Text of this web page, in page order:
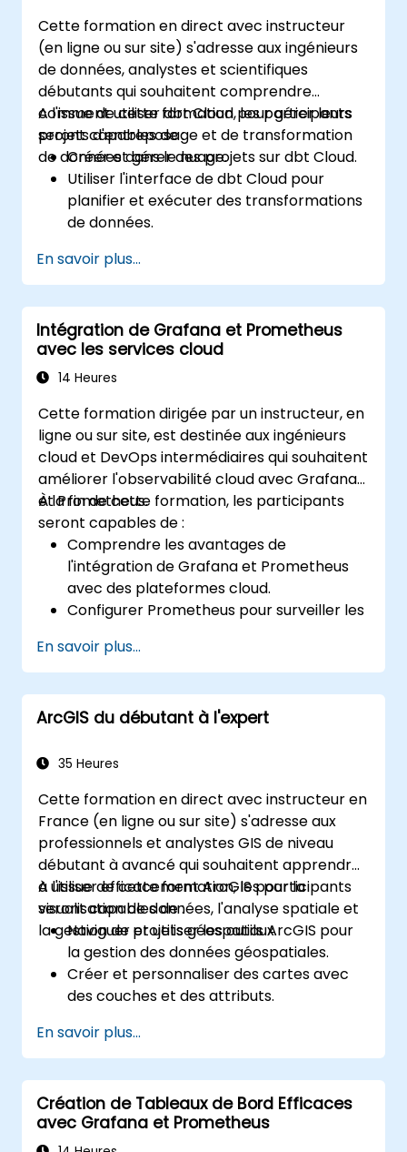
Cette formation en direct avec instructeur
(en ligne ou sur site) s'adresse aux ingénieurs
de données, analystes et scientifiques
débutants qui souhaitent comprendre
comment utiliser dbt Cloud pour gérer leurs
projets d'entreposage et de transformation
de données dans le nuage.
A l'issue de cette formation, les participants
seront capables de :
Créer et gérer des projets sur dbt Cloud.
Utiliser l'interface de dbt Cloud pour
planifier et exécuter des transformations
de données.
membres de l'équipe.
Déployer leurs projets dbt en production.
Déboguer et dépanner les projets dbt.
En savoir plus...
Intégration de Grafana et Prometheus
avec les services cloud
14 Heures
Cette formation dirigée par un instructeur, en
ligne ou sur site, est destinée aux ingénieurs
cloud et DevOps intermédiaires qui souhaitent
améliorer l'observabilité cloud avec Grafana
et Prometheus.
À la fin de cette formation, les participants
seront capables de :
Comprendre les avantages de
l'intégration de Grafana et Prometheus
avec des plateformes cloud.
Configurer Prometheus pour surveiller les
Configurer Grafana pour visualiser les
métriques des services cloud.
Tirer parti des outils et intégrations natifs
du cloud pour la scalabilité de la
En savoir plus...
ArcGIS du débutant à l'expert
35 Heures
Cette formation en direct avec instructeur en
France (en ligne ou sur site) s'adresse aux
professionnels et analystes GIS de niveau
débutant à avancé qui souhaitent apprendre
à utiliser efficacement ArcGIS pour la
visualisation de données, l'analyse spatiale et
la gestion de projets géospatiaux.
A l'issue de cette formation, les participants
seront capables de :
Naviguer et utiliser les outils ArcGIS pour
la gestion des données géospatiales.
Créer et personnaliser des cartes avec
des couches et des attributs.
spatiale et de géotraitement.
Automatiser les flux de travail en utilisant
ModelBuilder et Python.
En savoir plus...
Création de Tableaux de Bord Efficaces
avec Grafana et Prometheus